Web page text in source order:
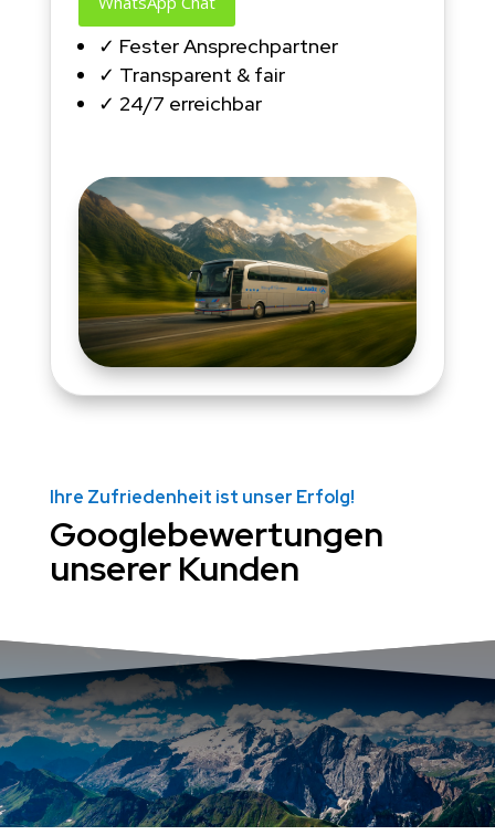
✓ Fester Ansprechpartner
✓ Transparent & fair
✓ 24/7 erreichbar
Ihre Zufriedenheit ist unser Erfolg!
Googlebewertungen
unserer Kunden